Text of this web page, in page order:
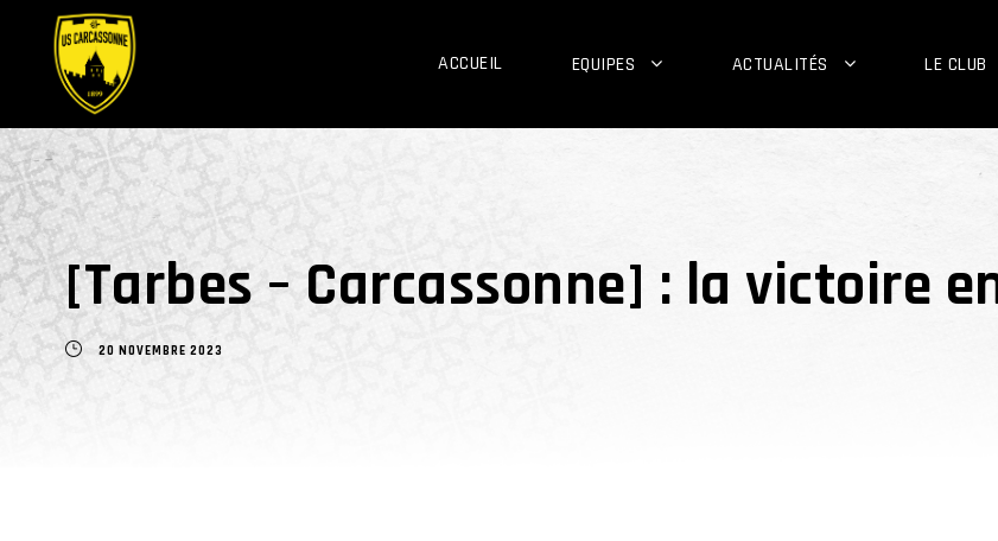
ACCUEIL EQUIPES ACTUALITÉS LE CLUB
[Tarbes – Carcassonne] : la victoire
20 NOVEMBRE 2023